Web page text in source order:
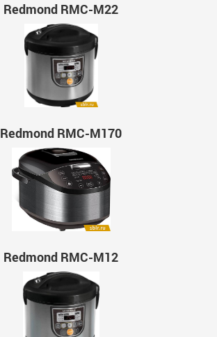
Redmond RMC-M22
Redmond RMC-M170
Redmond RMC-M12